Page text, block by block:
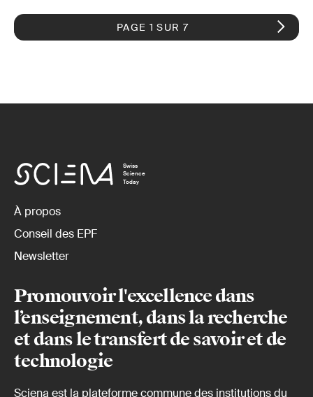
PAGE 1 SUR 7
Swiss
Science
Today
À propos
Conseil des EPF
Newsletter
Promouvoir l'excellence dans
l’enseignement, dans la recherche
et dans le transfert de savoir et de
technologie
Sciena est la plateforme commune des institutions du